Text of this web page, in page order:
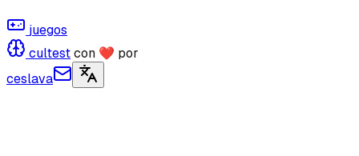
juegos
cultestcon ❤ por
ceslava